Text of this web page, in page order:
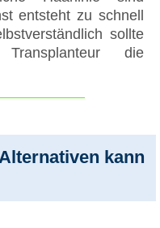
entsteht zu schnell
sollte
die
kann